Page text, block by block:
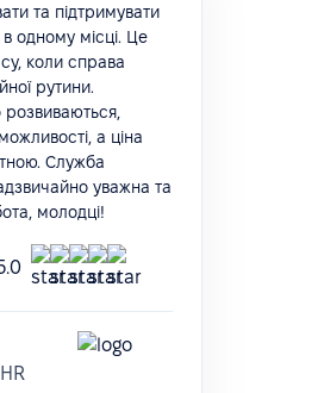
та підтримувати
одному місці. Це
коли справа
рутини.
а ціна
Служба
уважна та
молодці!